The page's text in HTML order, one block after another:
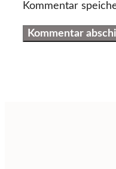
Kommentar